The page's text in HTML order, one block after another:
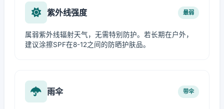
紫外线强度 最弱
属弱紫外线辐射天气，无需特别防护。若长期在户外，
建议涂擦SPF在8-12之间的防晒护肤品。
雨伞 带伞